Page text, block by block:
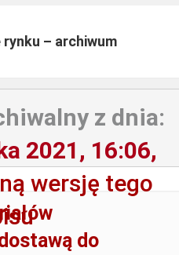
tle
tle
– archiwum
z dnia:
2021, 16:06,
wersję tego
do